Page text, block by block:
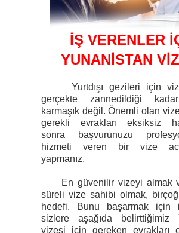
İŞ VERENLER
YUNANİSTAN
Yurtdışı gezileri için
gerçekte zannedildiği
karmaşık değil. Önemli olan
gerekli evrakları eksiksiz
sonra başvurunuzu
hizmeti veren bir vize
yapmanız.
En güvenilir vizeyi almak
süreli vize sahibi olmak,
hedefi. Bunu başarmak için
sizlere aşağıda belirttiğimiz
vizesi için gereken evrakları